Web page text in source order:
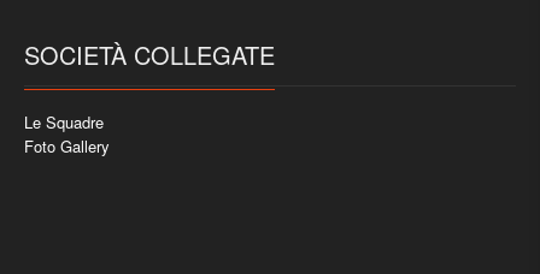
SOCIETÀ COLLEGATE
Le Squadre
Foto Gallery